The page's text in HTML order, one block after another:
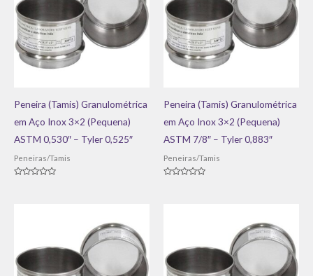
Peneira (Tamis) Granulométrica
em Aço Inox 3×2 (Pequena)
ASTM 0,530″ – Tyler 0,525″
Peneiras/Tamis
Peneira (Tamis) Granulométrica
em Aço Inox 3×2 (Pequena)
ASTM 7/8″ – Tyler 0,883″
Peneiras/Tamis